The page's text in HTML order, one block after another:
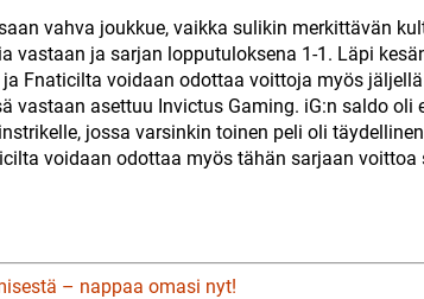
vahva joukkue, vaikka sulikin merkittävän
vastaan ja sarjan lopputuloksena 1-1. Läpi
Fnaticilta voidaan odottaa voittoja myös
vastaan asettuu Invictus Gaming. iG:n saldo oli
jossa varsinkin toinen peli oli
voidaan odottaa myös tähän sarjaan voittoa
– nappaa omasi nyt!